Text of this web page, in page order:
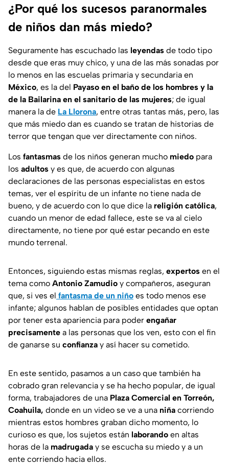
¿Por qué los sucesos paranormales
de niños dan más miedo?
Seguramente has escuchado las leyendas de todo tipo
desde que eras muy chico, y una de las más sonadas por
lo menos en las escuelas primaria y secundaria en
México, es la del Payaso en el baño de los hombres y la
de la Bailarina en el sanitario de las mujeres; de igual
manera la de La Llorona, entre otras tantas más, pero, las
que más miedo dan es cuando se tratan de historias de
terror que tengan que ver directamente con niños.
Los fantasmas de los niños generan mucho miedo para
los adultos y es que, de acuerdo con algunas
declaraciones de las personas especialistas en estos
temas, ver el espíritu de un infante no tiene nada de
bueno, y de acuerdo con lo que dice la religión católica,
cuando un menor de edad fallece, este se va al cielo
directamente, no tiene por qué estar pecando en este
mundo terrenal.
Entonces, siguiendo estas mismas reglas, expertos en el
tema como Antonio Zamudio y compañeros, aseguran
que, si ves el fantasma de un niño es todo menos ese
infante; algunos hablan de posibles entidades que optan
por tener esta apariencia para poder engañar
precisamente a las personas que los ven, esto con el fin
de ganarse su confianza y así hacer su cometido.
En este sentido, pasamos a un caso que también ha
cobrado gran relevancia y se ha hecho popular, de igual
forma, trabajadores de una Plaza Comercial en Torreón,
Coahuila, donde en un video se ve a una niña corriendo
mientras estos hombres graban dicho momento, lo
curioso es que, los sujetos están laborando en altas
horas de la madrugada y se escucha su miedo y a un
ente corriendo hacia ellos.